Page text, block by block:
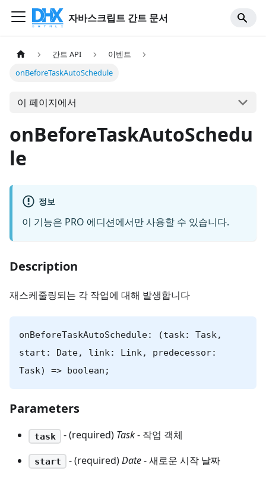
자바스크립트 간트 문서
간트 API
이벤트
onBeforeTaskAutoSchedule
이 페이지에서
onBeforeTaskAutoSchedu
le
정보
이 기능은 PRO 에디션에서만 사용할 수 있습니다.
Description
재스케줄링되는 각 작업에 대해 발생합니다
onBeforeTaskAutoSchedule: (task: Task,
start: Date, link: Link, predecessor:
Task) => boolean;
Parameters
task - (required) Task- 작업 객체
start - (required)Date- 새로운 시작 날짜